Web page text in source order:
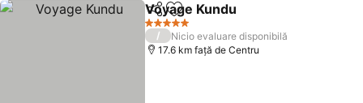
DistribuițiAdăugaţi la favorite
Voyage Kundu
5 Stele
/
Nicio evaluare disponibilă
17.6 km faţă de Centru